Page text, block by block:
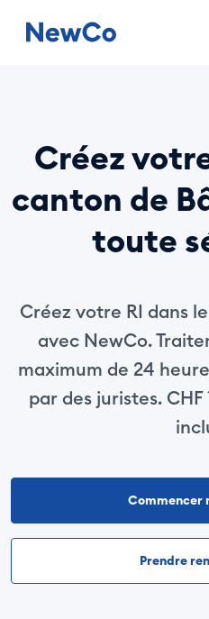
Créez
canton de
toute
Créez votre RI dans
avec NewCo.
maximum de 24
par des juristes.
Commencer
Prendre